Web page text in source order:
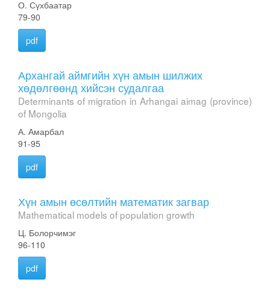
О. Сүхбаатар
79-90
pdf
Архангай аймгийн хүн амын шилжих
хөдөлгөөнд хийсэн судалгаа
Determinants of migration in Arhangai aimag (province)
of Mongolia
А. Амарбал
91-95
pdf
Хүн амын өсөлтийн математик загвар
Mathematical models of population growth
Ц. Болорчимэг
96-110
pdf